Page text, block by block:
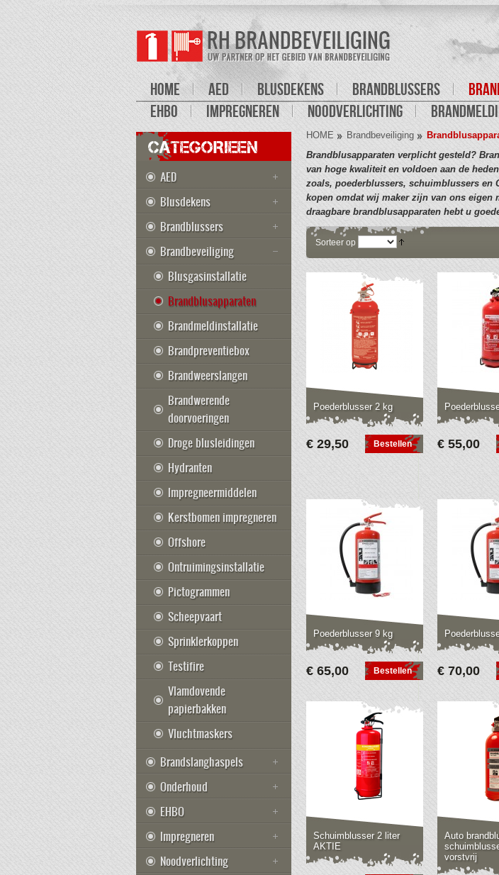
HOME AED BLUSDEKENS BRANDBLUSSERS
EHBO
IMPREGNEREN NOODVERLICHTING
HOME Brandbeveiliging
Brandblusapparaten verplicht gesteld?
van hoge kwaliteit en voldoen aan de
zoals, poederblussers, schuimblussers en
kopen omdat wij maker zijn van ons eigen
draagbare brandblusapparaten hebt u
Sorteer op
Poederblusser 2 kg
€ 29,50 Bestellen € 55,00
Poederblusser 9 kg
€ 65,00 Bestellen € 70,00
Schuimblusser 2 liter
AKTIE
Auto
vorstvrij
CATEGORIEEN
AED
Blusdekens
Brandblussers
Brandbeveiliging
Blusgasinstallatie
Brandblusapparaten
Brandmeldinstallatie
Brandpreventiebox
Brandweerslangen
Brandwerende
doorvoeringen
Droge blusleidingen
Hydranten
Impregneermiddelen
Kerstbomen impregneren
Offshore
Ontruimingsinstallatie
Pictogrammen
Scheepvaart
Sprinklerkoppen
Testifire
Vlamdovende
papierbakken
Vluchtmaskers
Brandslanghaspels
Onderhoud
EHBO
Impregneren
Noodverlichting